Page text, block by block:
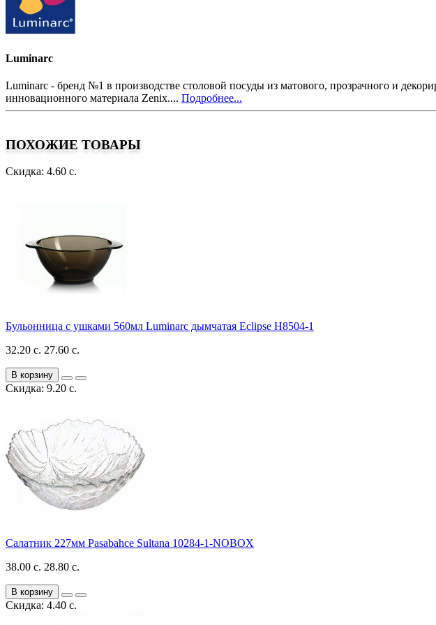
Luminarc
Luminarc - бренд №1 в производстве столовой посуды из матового, прозрачного и
инновационного материала Zenix.... Подробнее...
ПОХОЖИЕ ТОВАРЫ
Скидка: 4.60 с.
Бульонница с ушками 560мл Luminarc дымчатая Eclipse H8504-1
32.20 с. 27.60 с.
В корзину
Скидка: 9.20 с.
Салатник 227мм Pasabahce Sultana 10284-1-NOBOX
38.00 с. 28.80 с.
В корзину
Скидка: 4.40 с.